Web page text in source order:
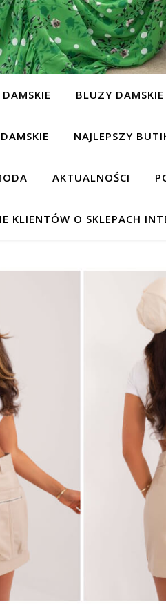
BLUZY DAMSKIE
NAJLEPSZY
AKTUALNOŚCI
KLIENTÓW O SKLEPACH